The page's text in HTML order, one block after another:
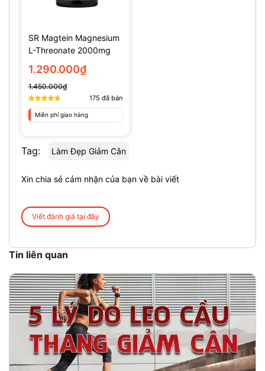
SR Magtein Magnesium
L-Threonate 2000mg
(135 Viên)
1.290.000₫
1.450.000₫
175 đã bán
Miễn phí giao hàng
Tag: Làm Đẹp Giảm Cân
Xin chia sẻ cảm nhận của bạn về bài viết
Viết đánh giá tại đây
Tin liên quan